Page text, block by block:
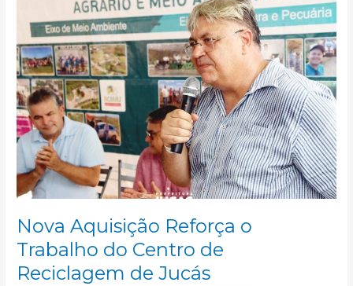
Nova Aquisição Reforça o
Trabalho do Centro de
Reciclagem de Jucás
Reforça
o
Trabalho
do
Centro
de
Reciclagem
de
Jucás